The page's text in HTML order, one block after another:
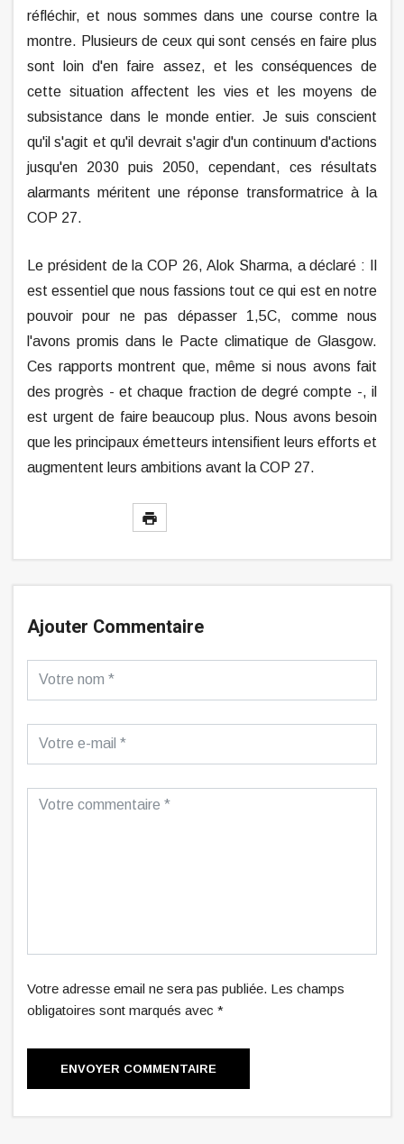
réfléchir, et nous sommes dans une course contre la
montre. Plusieurs de ceux qui sont censés en faire plus
sont loin d'en faire assez, et les conséquences de
cette situation affectent les vies et les moyens de
subsistance dans le monde entier. Je suis conscient
qu'il s'agit et qu'il devrait s'agir d'un continuum d'actions
jusqu'en 2030 puis 2050, cependant, ces résultats
alarmants méritent une réponse transformatrice à la
COP 27.
Le président de la COP 26, Alok Sharma, a déclaré : Il
est essentiel que nous fassions tout ce qui est en notre
pouvoir pour ne pas dépasser 1,5C, comme nous
l'avons promis dans le Pacte climatique de Glasgow.
Ces rapports montrent que, même si nous avons fait
des progrès - et chaque fraction de degré compte -, il
est urgent de faire beaucoup plus. Nous avons besoin
que les principaux émetteurs intensifient leurs efforts et
augmentent leurs ambitions avant la COP 27.
Ajouter Commentaire
Votre adresse email ne sera pas publiée. Les champs
obligatoires sont marqués avec *
ENVOYER COMMENTAIRE